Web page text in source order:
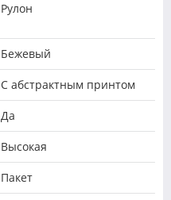
Рулон
Бежевый
С абстрактным принтом
Да
Высокая
Пакет